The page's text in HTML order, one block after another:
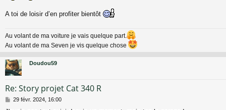
A toi de loisir d’en profiter bientôt
Au volant de ma voiture je vais quelque part.
Au volant de ma Seven je vis quelque chose
Doudou59
Re: Story projet Cat 340 R
M
29 févr. 2024, 16:00